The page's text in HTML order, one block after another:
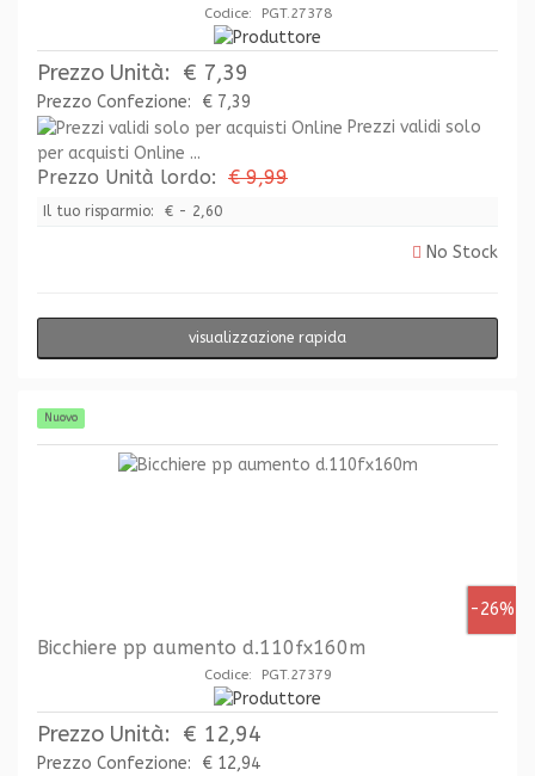
Codice: PGT.27378
Prezzo Unità: € 7,39
Prezzo Confezione:
€ 7,39
Prezzi validi solo
per acquisti Online ...
Prezzo Unità lordo: € 9,99
Il tuo risparmio: € - 2,60
No Stock
visualizzazione rapida
Nuovo
-26%
Bicchiere pp aumento d.110fx160m
Codice: PGT.27379
Prezzo Unità: € 12,94
Prezzo Confezione:
€ 12,94